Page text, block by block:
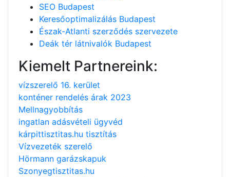
SEO Budapest
Keresőoptimalizálás Budapest
Észak-Atlanti szerződés szervezete
Deák tér látnivalók Budapest
Kiemelt Partnereink:
vízszerelő 16. kerület
konténer rendelés árak 2023
Mellnagyobbítás
ingatlan adásvételi ügyvéd
kárpittisztitas.hu tisztítás
Vízvezeték szerelő
Hörmann garázskapuk
Szonyegtisztitas.hu